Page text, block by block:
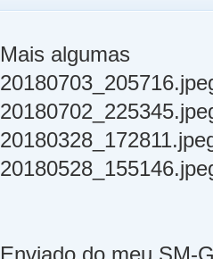
Mais algumas
Enviado do meu SM-